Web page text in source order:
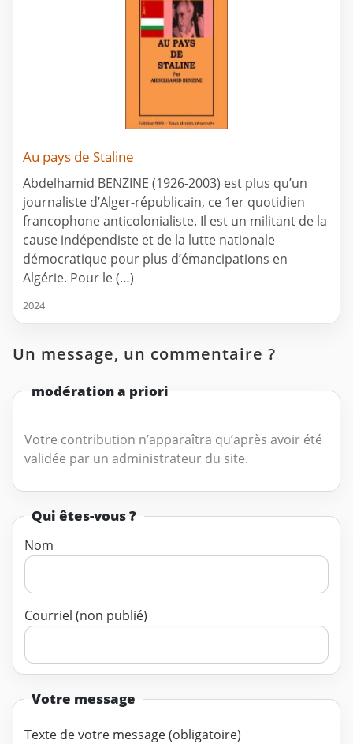
Au pays de Staline
Abdelhamid BENZINE (1926-2003) est plus qu’un
journaliste d’Alger-républicain, ce 1er quotidien
francophone anticolonialiste. Il est un militant de la
cause indépendiste et de la lutte nationale
démocratique pour plus d’émancipations en
Algérie. Pour le (…)
2024
Un message, un commentaire ?
modération a priori
Votre contribution n’apparaîtra qu’après avoir été
validée par un administrateur du site.
Qui êtes-vous ?
Nom
Courriel (non publié)
Votre message
Texte de votre message (obligatoire)